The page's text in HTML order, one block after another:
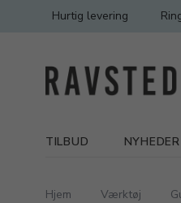
Hurtig levering
TILBUD NYHEDER
Hjem Værktøj